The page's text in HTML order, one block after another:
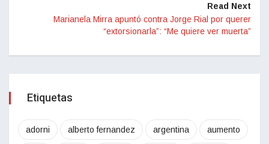
Read Next
Marianela Mirra apuntó contra Jorge Rial por querer
“extorsionarla”: “Me quiere ver muerta”
Etiquetas
adorni alberto fernandez argentina aumento